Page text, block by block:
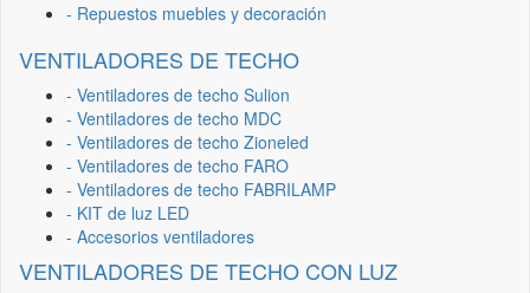
- Repuestos muebles y decoración
VENTILADORES DE TECHO
- Ventiladores de techo Sulion
- Ventiladores de techo MDC
- Ventiladores de techo Zioneled
- Ventiladores de techo FARO
- Ventiladores de techo FABRILAMP
- KIT de luz LED
- Accesorios ventiladores
VENTILADORES DE TECHO CON LUZ